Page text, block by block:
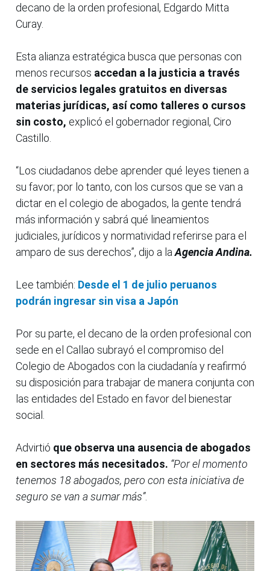
decano de la orden profesional, Edgardo Mitta
Curay.
Esta alianza estratégica busca que personas con
menos recursos accedan a la justicia a través
de servicios legales gratuitos en diversas
materias jurídicas, así como talleres o cursos
sin costo, explicó el gobernador regional, Ciro
Castillo.
“Los ciudadanos debe aprender qué leyes tienen a
su favor; por lo tanto, con los cursos que se van a
dictar en el colegio de abogados, la gente tendrá
más información y sabrá qué lineamientos
judiciales, jurídicos y normatividad referirse para el
amparo de sus derechos”, dijo a laAgencia Andina.
Lee también: Desde el 1 de julio peruanos
podrán ingresar sin visa a Japón
Por su parte, el decano de la orden profesional con
sede en el Callao subrayó el compromiso del
Colegio de Abogados con la ciudadanía y reafirmó
su disposición para trabajar de manera conjunta con
las entidades del Estado en favor del bienestar
social.
Advirtió que observa una ausencia de abogados
en sectores más necesitados. “Por el momento
tenemos 18 abogados, pero con esta iniciativa de
seguro se van a sumar más”.